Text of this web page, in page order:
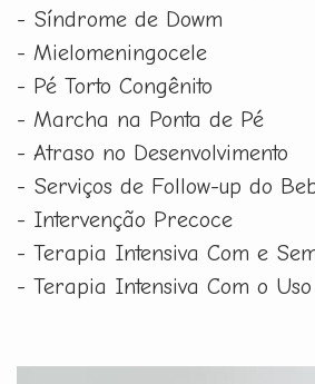
- Síndrome de Dowm
- Mielomeningocele
- Pé Torto Congênito
- Marcha na Ponta de Pé
- Atraso no Desenvolvimento
- Serviços de Follow-up do
- Intervenção Precoce
- Terapia Intensiva Com e
- Terapia Intensiva Com o